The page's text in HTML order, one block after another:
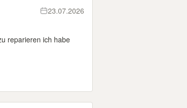
23.07.2026
reparieren ich habe